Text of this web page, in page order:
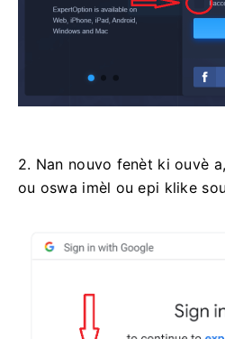
2. Nan nouvo fenèt ki ouvè
ou oswa imèl ou epi klike